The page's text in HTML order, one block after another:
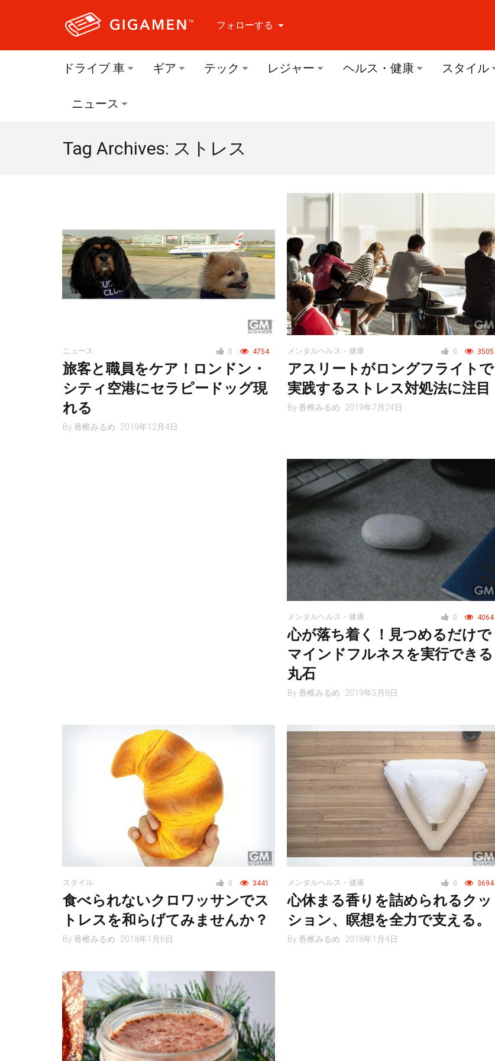
フォローする
フォローする Facebook
ドライブ 車 ギア テック レジャー ヘルス・健康 スタイル
ニュース
Tag Archives: ストレス
0 4754
ニュース
旅客と職員をケア！ロンドン・
シティ空港にセラピードッグ現
れる
By 香椎みるめ 2019年12月4日
0 3505
メンタルヘルス・健康
アスリートがロングフライトで
実践するストレス対処法に注目
By 香椎みるめ 2019年7月24日
0 4064
メンタルヘルス・健康
心が落ち着く！見つめるだけで
マインドフルネスを実行できる
丸石
By 香椎みるめ 2019年5月8日
0 3441
スタイル
食べられないクロワッサンでス
トレスを和らげてみませんか？
By 香椎みるめ 2018年1月6日
0 3694
メンタルヘルス・健康
心休まる香りを詰められるクッ
ション、瞑想を全力で支える。
By 香椎みるめ 2018年1月4日